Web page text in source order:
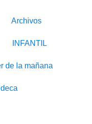
Archivos
INFANTIL
de la mañana